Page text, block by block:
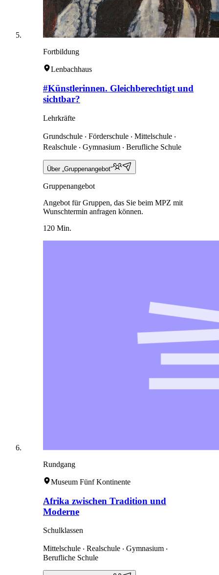
Fortbildung
Lenbachhaus
#Künstlerinnen. Gleichberechtigt und
sichtbar?
Lehrkräfte
Grundschule ‧ Förderschule ‧ Mittelschule ‧
Realschule ‧ Gymnasium ‧ Berufliche Schule
Über „Gruppenangebot“
Gruppenangebot
Angebot für Gruppen, das Sie beim MPZ mit
Wunschtermin anfragen können.
120 Min.
Rundgang
Museum Fünf Kontinente
Afrika zwischen Tradition und
Moderne
Schulklassen
Mittelschule ‧ Realschule ‧ Gymnasium ‧
Berufliche Schule